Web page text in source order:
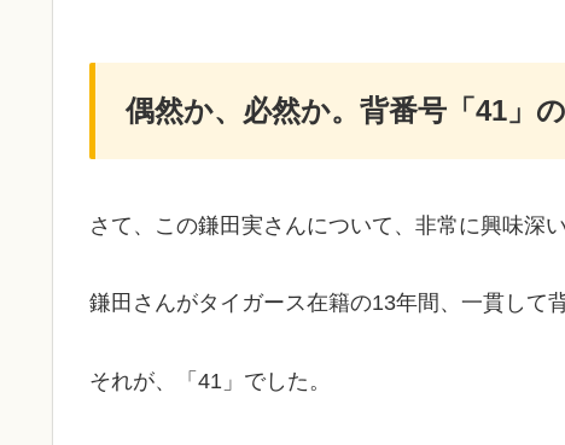
偶然か、必然か。背番号「41」
さて、この鎌田実さんについて、非常に興味深
鎌田さんがタイガース在籍の13年間、一貫して
それが、「41」でした。